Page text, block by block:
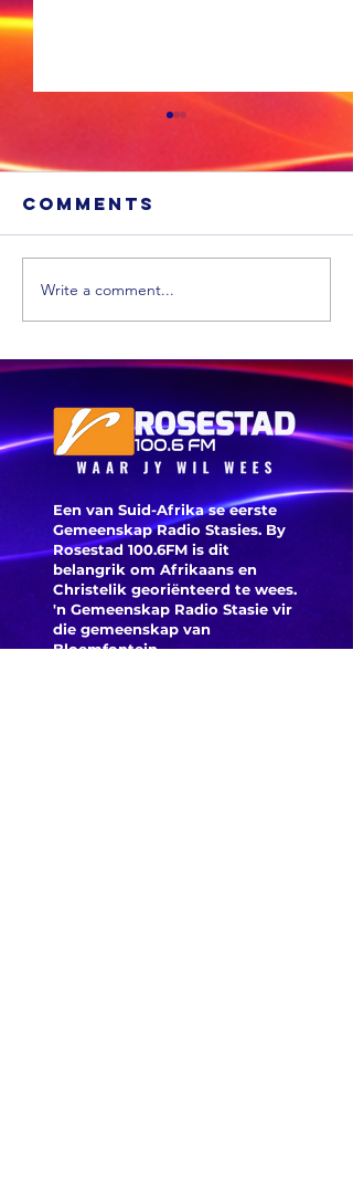
'n VS skool is
glo beroof
Comments
Write a comment...
Een van Suid-Afrika se eerste
Gemeenskap Radio Stasies. By
Rosestad 100.6FM is dit
belangrik om Afrikaans en
Christelik georiënteerd te wees.
'n Gemeenskap Radio Stasie vir
die gemeenskap van
Bloemfontein.